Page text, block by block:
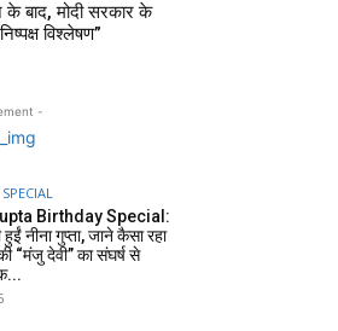
के बाद, मोदी सरकार के
विश्लेषण”
-
Birthday Special:
नीना गुप्ता, जाने कैसा रहा
“मंजु देवी” का संघर्ष से